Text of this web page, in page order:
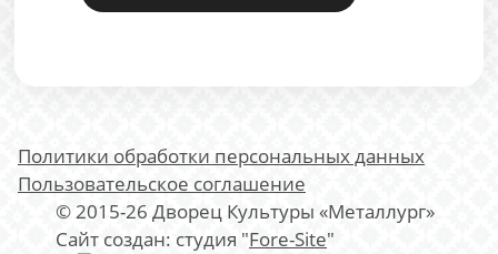
Политики обработки персональных данных
Пользовательское соглашение
© 2015-26 Дворец Культуры «Металлург»
Сайт создан: студия "Fore-Site"